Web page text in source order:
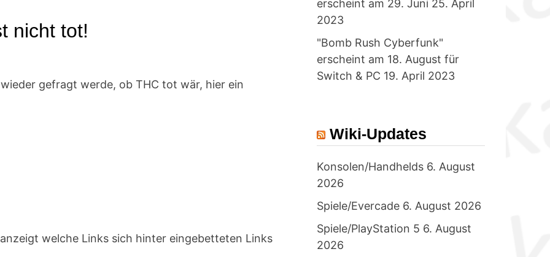
nicht tot!
gefragt werde, ob THC tot wär, hier ein
welche Links sich hinter eingebetteten Links
erscheint am 29. Juni 25. April
2023
"Bomb Rush Cyberfunk"
erscheint am 18. August für
Switch & PC 19. April 2023
Wiki-Updates
Konsolen/Handhelds 6. August
2026
Spiele/Evercade 6. August 2026
Spiele/PlayStation 5 6. August
2026